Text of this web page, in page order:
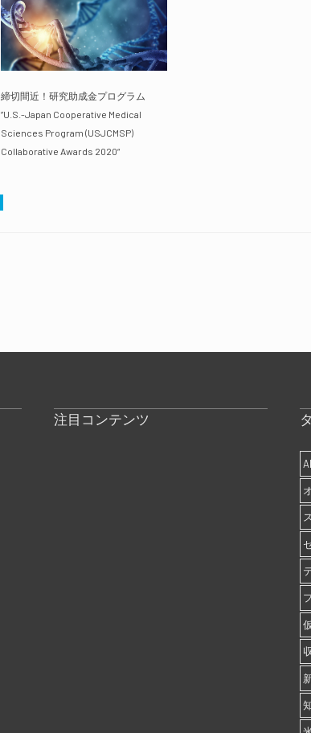
締切間近！研究助成金プログラム
”U.S.-Japan Cooperative Medical
Sciences Program (USJCMSP)
Collaborative Awards 2020“
注目コンテンツ
AI